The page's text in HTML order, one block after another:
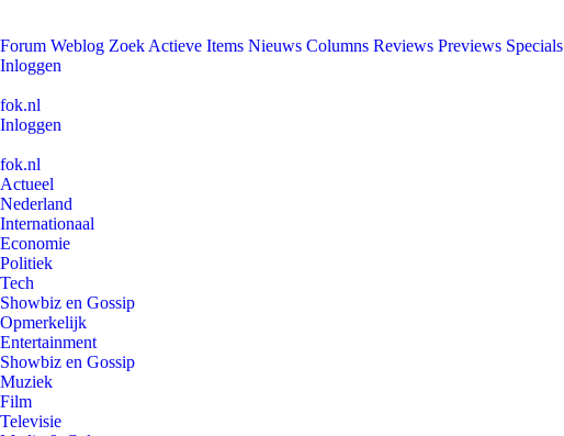
Forum Weblog Zoek Actieve Items Nieuws Columns Reviews Previews Specials
Inloggen
fok.nl
Inloggen
fok.nl
Actueel
Nederland
Internationaal
Economie
Politiek
Tech
Showbiz en Gossip
Opmerkelijk
Entertainment
Showbiz en Gossip
Muziek
Film
Televisie